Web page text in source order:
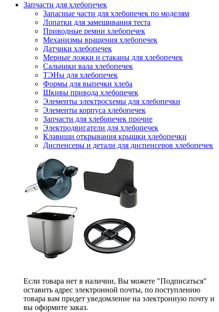
Запчасти для хлебопечек
Запасные части для хлебопечек по моделям
Лопатки для замешивания теста
Приводные ремни хлебопечек
Механизмы вращения хлебопечек
Датчики хлебопечек
Мерные ложки и стаканы для хлебопечек
Сальники вала хлебопечек
ТЭНы для хлебопечек
Формы для выпечки хлеба
Шкивы привода хлебопечек
Элементы электросхемы для хлебопечки
Элементы корпуса хлебопечек
Запчасти для хлебопечек прочие
Электродвигатели для хлебопечек
Клавиши открывания крышки хлебопечки
Диспенсеры и детали для диспенсеров хлебопечек
Если товара нет в наличии, Вы можете "Подписаться"
оставить адрес электронной почты, по поступлению
товара вам придет уведомление на электронную почту и
вы оформите заказ.